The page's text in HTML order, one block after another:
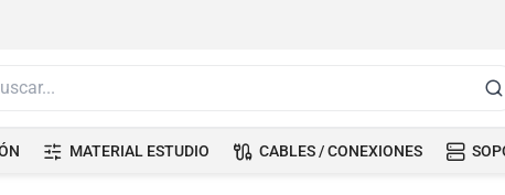
MATERIAL ESTUDIO CABLES / CONEXIONES